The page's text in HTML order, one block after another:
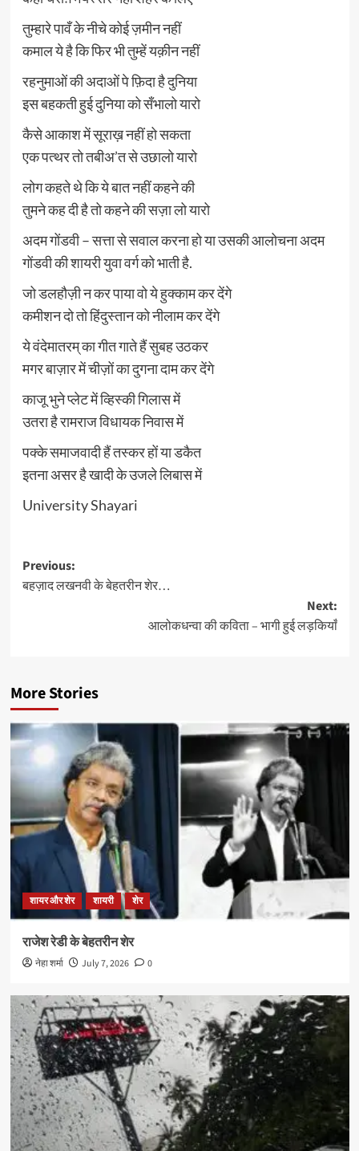
तुम्हारे पावँ के नीचे कोई ज़मीन नहीं
कमाल ये है कि फिर भी तुम्हें यक़ीन नहीं
रहनुमाओं की अदाओं पे फ़िदा है दुनिया
इस बहकती हुई दुनिया को सँभालो यारो
कैसे आकाश में सूराख़ नहीं हो सकता
एक पत्थर तो तबीअ’त से उछालो यारो
लोग कहते थे कि ये बात नहीं कहने की
तुमने कह दी है तो कहने की सज़ा लो यारो
अदम गोंडवी – सत्ता से सवाल करना हो या उसकी आलोचना अदम
गोंडवी की शायरी युवा वर्ग को भाती है.
जो डलहौज़ी न कर पाया वो ये हुक्काम कर देंगे
कमीशन दो तो हिंदुस्तान को नीलाम कर देंगे
ये वंदेमातरम् का गीत गाते हैं सुबह उठकर
मगर बाज़ार में चीज़ों का दुगना दाम कर देंगे
काजू भुने प्लेट में व्हिस्की गिलास में
उतरा है रामराज विधायक निवास में
पक्के समाजवादी हैं तस्कर हों या डकैत
इतना असर है खादी के उजले लिबास में
University Shayari
Post
navigation
Previous:
बहज़ाद लखनवी के बेहतरीन शेर…
Next:
आलोकधन्वा की कविता – भागी हुई लड़कियाँ
More Stories
शायर और शेर शायरी शेर
राजेश रेडी के बेहतरीन शेर
नेहा शर्मा July 7, 2026 0